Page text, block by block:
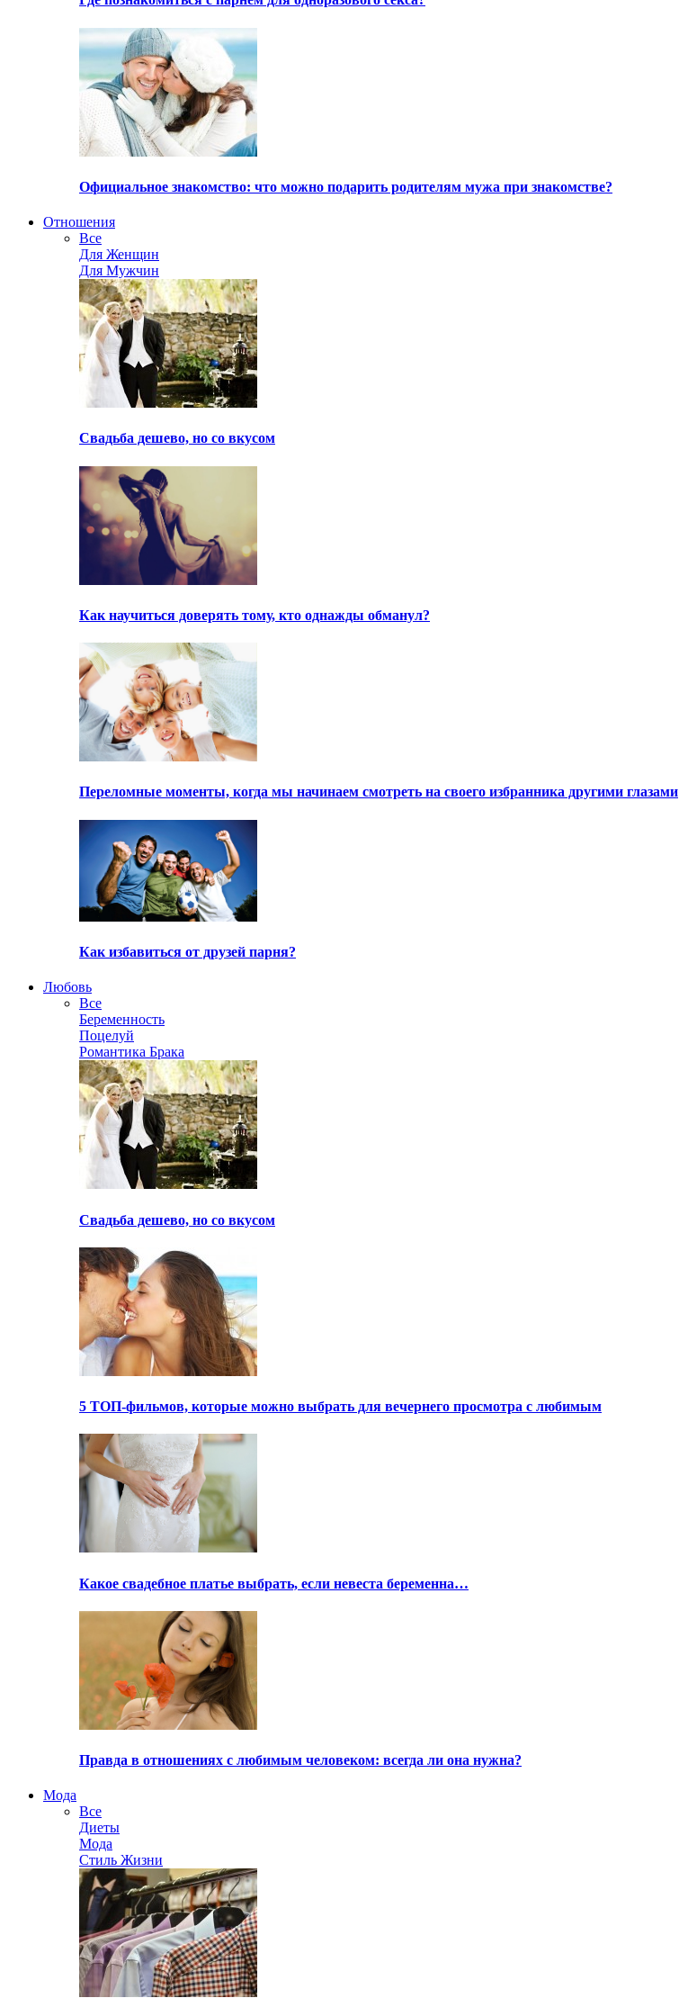
Официальное знакомство: что можно подарить родителям мужа при знакомстве?
Отношения
Все
Для Женщин
Для Мужчин
Свадьба дешево, но со вкусом
Как научиться доверять тому, кто однажды обманул?
Переломные моменты, когда мы начинаем смотреть на своего избранника другими глазами
Как избавиться от друзей парня?
Любовь
Все
Беременность
Поцелуй
Романтика Брака
Свадьба дешево, но со вкусом
5 ТОП-фильмов, которые можно выбрать для вечернего просмотра с любимым
Какое свадебное платье выбрать, если невеста беременна…
Правда в отношениях с любимым человеком: всегда ли она нужна?
Мода
Все
Диеты
Мода
Стиль Жизни